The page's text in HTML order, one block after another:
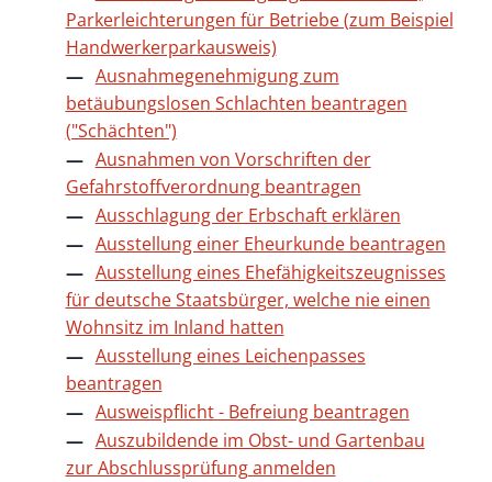
Parkerleichterungen für Betriebe (zum Beispiel
Handwerkerparkausweis)
Ausnahmegenehmigung zum
betäubungslosen Schlachten beantragen
("Schächten")
Ausnahmen von Vorschriften der
Gefahrstoffverordnung beantragen
Ausschlagung der Erbschaft erklären
Ausstellung einer Eheurkunde beantragen
Ausstellung eines Ehefähigkeitszeugnisses
für deutsche Staatsbürger, welche nie einen
Wohnsitz im Inland hatten
Ausstellung eines Leichenpasses
beantragen
Ausweispflicht - Befreiung beantragen
Auszubildende im Obst- und Gartenbau
zur Abschlussprüfung anmelden